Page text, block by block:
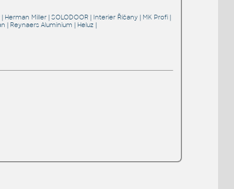
| Herman Miller| SOLODOOR| Interier Říčany| MK Profi|
| Reynaers Aluminium | Heluz |